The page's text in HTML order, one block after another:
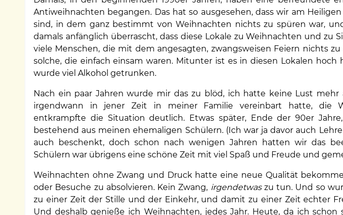
Antiweihnachten begangen. Das hat so ausgesehen, dass wir am
sind, in dem ganz bestimmt von Weihnachten nichts zu spüren war,
damals anfänglich überrascht, dass diese Lokale zu Weihnachten und zu
viele Menschen, die mit dem angesagten, zwangsweisen Feiern nichts
solche, die einfach einsam waren. Mitunter ist es in diesen Lokalen hoch
wurde viel Alkohol getrunken.
Nach ein paar Jahren wurde mir das zu blöd, ich hatte keine Lust mehr
irgendwann in jener Zeit in meiner Familie vereinbart hatte, die
entkrampfte die Situation deutlich. Etwas später, Ende der 90er
bestehend aus meinen ehemaligen Schülern. (Ich war ja davor auch
auch beschenkt, doch schon nach wenigen Jahren hatten wir das
Schülern war übrigens eine schöne Zeit mit viel Spaß und Freude und
Weihnachten ohne Zwang und Druck hatte eine neue Qualität
oder Besuche zu absolvieren. Kein Zwang, irgendetwaszu tun. Und so
zu einer Zeit der Stille und der Einkehr, und damit zu einer Zeit echter
Und deshalb genieße ich Weihnachten, jedes Jahr. Heute, da ich